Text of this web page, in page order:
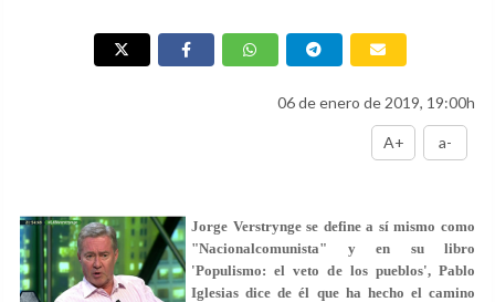
06 de enero de 2019, 19:00h
A+ a-
Jorge Verstryngese define a sí mismo como
"Nacionalcomunista" y en su libro
'Populismo: el veto de los pueblos', Pablo
Iglesias dice de él que ha hecho el camino